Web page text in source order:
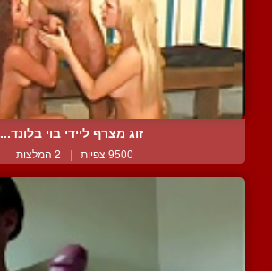
זוג מצרף ליידי בוי בלונד...
9500 צפיות | 2 המלצות